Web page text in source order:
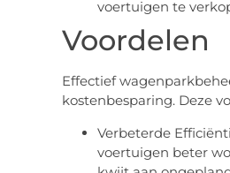
voertuigen te
Voordelen
Effectief
kostenbesparing. Deze
Verbeterde
voertuigen beter